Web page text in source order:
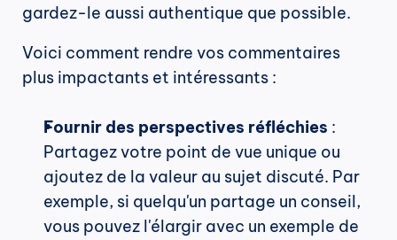
gardez-le aussi authentique que possible.
Voici comment rendre vos commentaires
plus impactants et intéressants :
Fournir des perspectives réfléchies :
Partagez votre point de vue unique ou
ajoutez de la valeur au sujet discuté. Par
exemple, si quelqu'un partage un conseil,
vous pouvez l'élargir avec un exemple de